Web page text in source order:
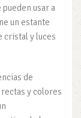
usar a
un estante
cristal y luces
de
y colores